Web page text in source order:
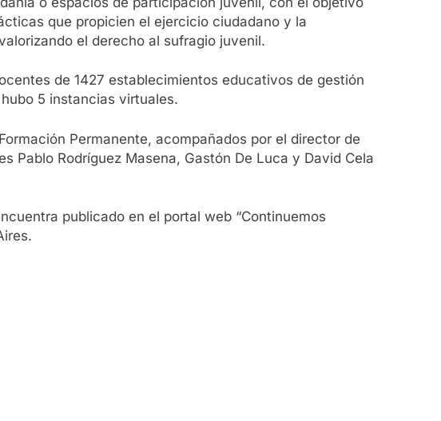
que propicien el ejercicio ciudadano y la
el derecho al sufragio juvenil.
de 1427 establecimientos educativos de gestión
5 instancias virtuales.
Permanente, acompañados por el director de
Pablo Rodríguez Masena, Gastón De Luca y David Cela
publicado en el portal web “Continuemos